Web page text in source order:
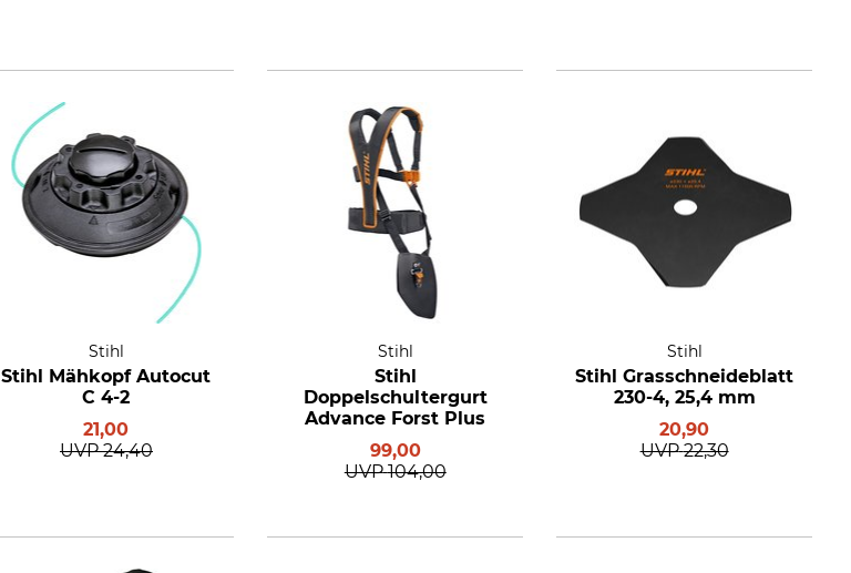
Stihl
Stihl Mähkopf Autocut
C 4-2
21,00
UVP 24,40
Stihl
Stihl
Doppelschultergurt
Advance Forst Plus
99,00
UVP 104,00
Stihl
Stihl Grasschneideblatt
230-4, 25,4 mm
20,90
UVP 22,30